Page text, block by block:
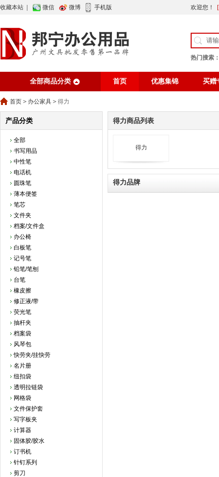
收藏本站 微信 微博 手机版 欢迎您！
热门搜索
全部商品分类 首页 优惠集锦 买赠
首页 > 办公家具 > 得力
产品分类
全部
书写用品
中性笔
电话机
圆珠笔
薄本便签
笔芯
文件夹
档案/文件盒
办公椅
白板笔
记号笔
铅笔/笔刨
台笔
橡皮擦
修正液/带
荧光笔
抽杆夹
档案袋
风琴包
快劳夹/挂快劳
名片册
纽扣袋
透明拉链袋
网格袋
文件保护套
写字板夹
计算器
固体胶/胶水
订书机
针钉系列
剪刀
得力商品列表
得力
得力品牌